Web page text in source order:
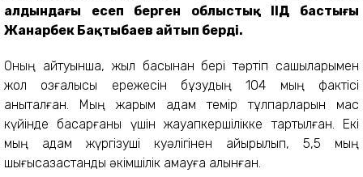
алдындағы есеп берген облыстық ІІД бастығы
Жанарбек Бақтыбаев айтып берді.
Оның айтуынша, жыл басынан бері тәртіп сақшыларымен
жол қозғалысы ережесін бұзудың 104 мың фактісі
анықталған. Мың жарым адам темір тұлпарларын мас
күйінде басқарғаны үшін жауапкершілікке тартылған. Екі
мың адам жүргізуші куәлігінен айырылып, 5,5 мың
шығысқазақстандық әкімшілік қамауға алынған.